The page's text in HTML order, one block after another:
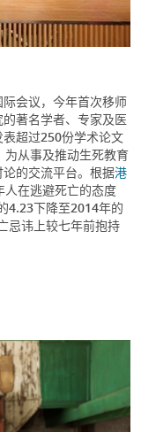
会议，今年首次移师
著名学者、专家及医
超过250份学术论文
从事及推动生死教育
的交流平台。根据港
人在逃避死亡的态度
4.23下降至2014年的
忌讳上较七年前抱持